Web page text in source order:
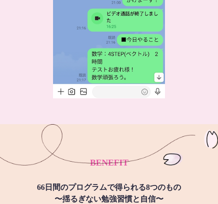
BENEFIT
66日間のプログラムで得られる8つのもの
〜揺るぎない勉強習慣と自信〜